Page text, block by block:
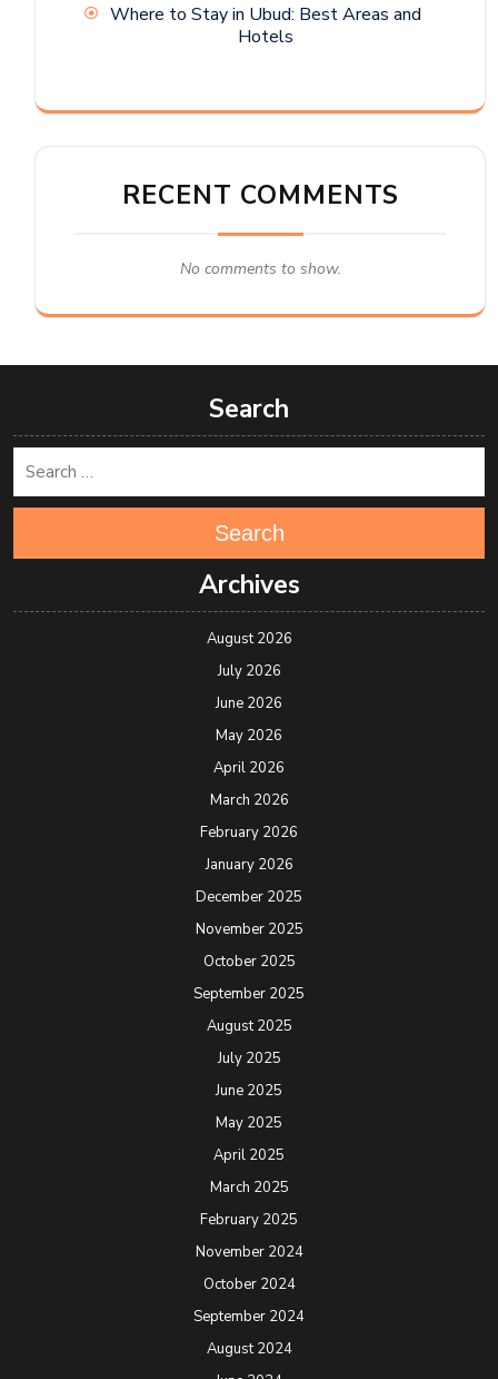
Where to Stay in Ubud: Best Areas and
Hotels
RECENT COMMENTS
No comments to show.
Search
Search
Archives
August 2026
July 2026
June 2026
May 2026
April 2026
March 2026
February 2026
January 2026
December 2025
November 2025
October 2025
September 2025
August 2025
July 2025
June 2025
May 2025
April 2025
March 2025
February 2025
November 2024
October 2024
September 2024
August 2024